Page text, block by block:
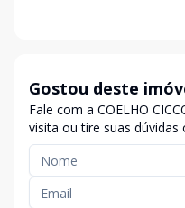
Gostou deste
Fale com a COELHO
visita ou tire suas dúvidas